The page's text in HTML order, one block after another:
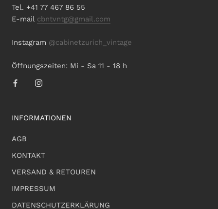
Tel. +41 77 467 86 55
E-mail cbntvntg@gmail.com
Instagram @cabinetzurich_vintage
Öffnungszeiten: Mi - Sa 11 - 18 h
INFORMATIONEN
AGB
KONTAKT
VERSAND & RETOUREN
IMPRESSUM
DATENSCHUTZERKLÄRUNG